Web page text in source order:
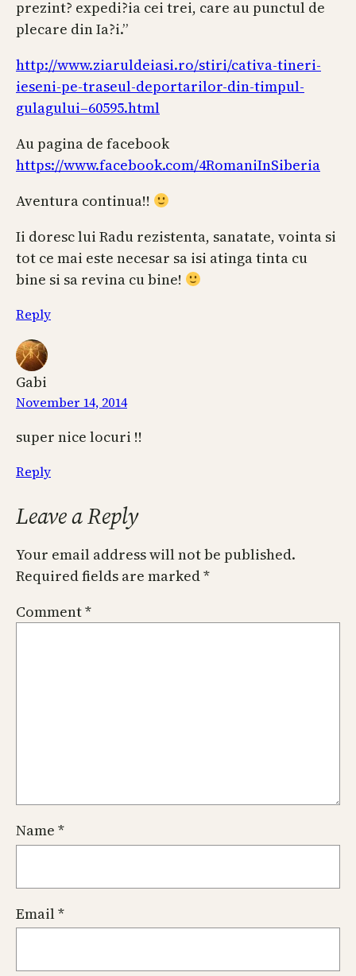
prezint? expedi?ia cei trei, care au punctul de
plecare din Ia?i.”
http://www.ziaruldeiasi.ro/stiri/cativa-tineri-
ieseni-pe-traseul-deportarilor-din-timpul-
gulagului–60595.html
Au pagina de facebook
https://www.facebook.com/4RomaniInSiberia
Aventura continua!!
Ii doresc lui Radu rezistenta, sanatate, vointa si
tot ce mai este necesar sa isi atinga tinta cu
bine si sa revina cu bine!
Reply
Gabi
November 14, 2014
super nice locuri !!
Reply
Leave a Reply
Your email address will not be published.
Required fields are marked*
Comment*
Name *
Email*